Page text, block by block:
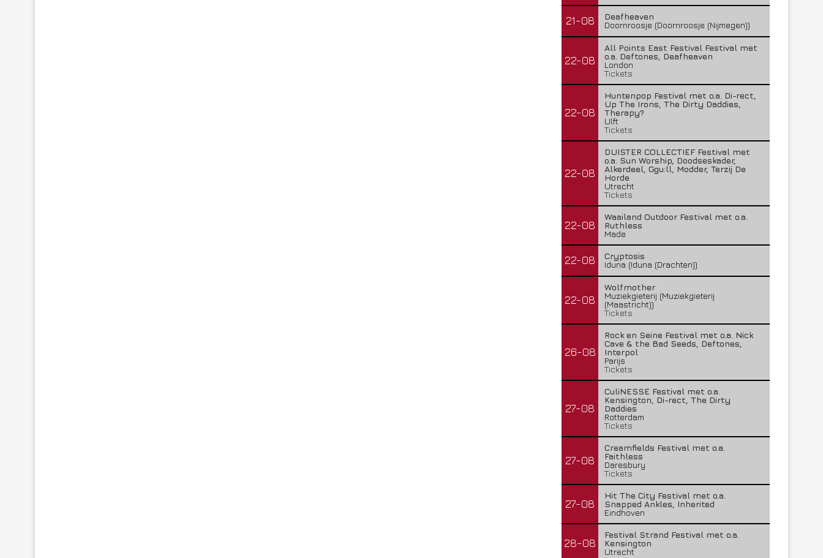
21-08
Deafheaven
Doornroosje (Doornroosje (Nijmegen))
22-08
All Points East Festival Festival met
o.a. Deftones, Deafheaven
London
Tickets
22-08
Huntenpop Festival met o.a. Di-rect,
Up The Irons, The Dirty Daddies,
Therapy?
Ulft
Tickets
22-08
DUISTER COLLECTIEF Festival met
o.a. Sun Worship, Doodseskader,
Alkerdeel, Ggu:ll, Modder, Terzij De
Horde
Utrecht
Tickets
22-08
Waailand Outdoor Festival met o.a.
Ruthless
Made
22-08
Cryptosis
Iduna (Iduna (Drachten))
22-08
Wolfmother
Muziekgieterij (Muziekgieterij
(Maastricht))
Tickets
26-08
Rock en Seine Festival met o.a. Nick
Cave & the Bad Seeds, Deftones,
Interpol
Parijs
Tickets
27-08
CuliNESSE Festival met o.a.
Kensington, Di-rect, The Dirty
Daddies
Rotterdam
Tickets
27-08
Creamfields Festival met o.a.
Faithless
Daresbury
Tickets
27-08
Hit The City Festival met o.a.
Snapped Ankles, Inherited
Eindhoven
28-08
Festival Strand Festival met o.a.
Kensington
Utrecht